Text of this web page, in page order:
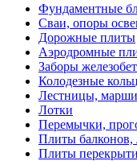
Фундаментные
Сваи, опоры
Дорожные плиты
Аэродромные
Заборы
Колодезные
Лестницы,
Лотки
Перемычки,
Плиты балконов,
Плиты